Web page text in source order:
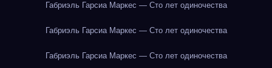
Габриэль Гарсиа Маркес — Сто лет одиночества
Габриэль Гарсиа Маркес — Сто лет одиночества
Габриэль Гарсиа Маркес — Сто лет одиночества